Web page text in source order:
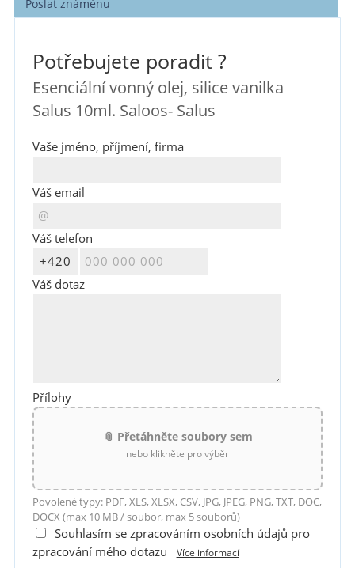
Poslat známénu
Potřebujete poradit ?
Esenciální vonný olej, silice vanilka
Salus 10ml. Saloos- Salus
Vaše jméno, příjmení, firma
Váš email
Váš telefon
Váš dotaz
Přílohy
📎 Přetáhněte soubory sem
nebo klikněte pro výběr
Povolené typy: PDF, XLS, XLSX, CSV, JPG, JPEG, PNG, TXT, DOC,
DOCX (max 10 MB / soubor, max 5 souborů)
Souhlasím se zpracováním osobních údajů pro
zpracování mého dotazu
Více informací